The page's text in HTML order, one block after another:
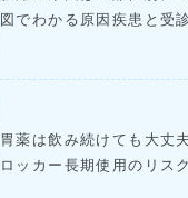
図でわかる原因疾患と受
胃薬は飲み続けても大丈
ロッカー長期使用のリス